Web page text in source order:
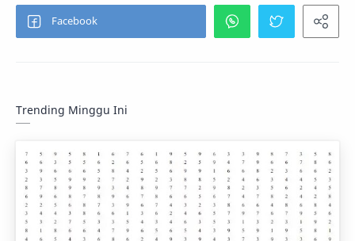
Trending Minggu Ini